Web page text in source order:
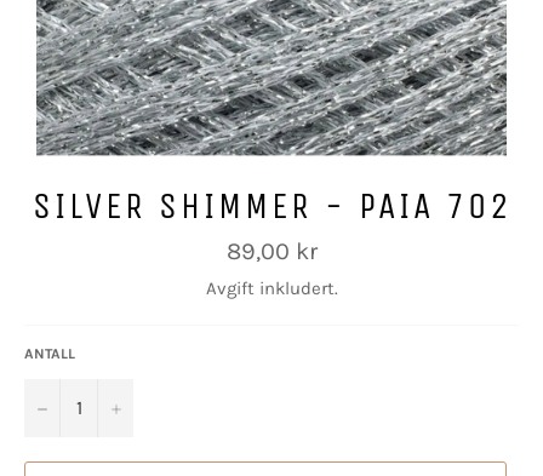
SILVER SHIMMER - PAIA 702
Vanlig
pris
89,00 kr
Avgift inkludert.
ANTALL
− +